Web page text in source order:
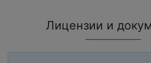
Лицензии и